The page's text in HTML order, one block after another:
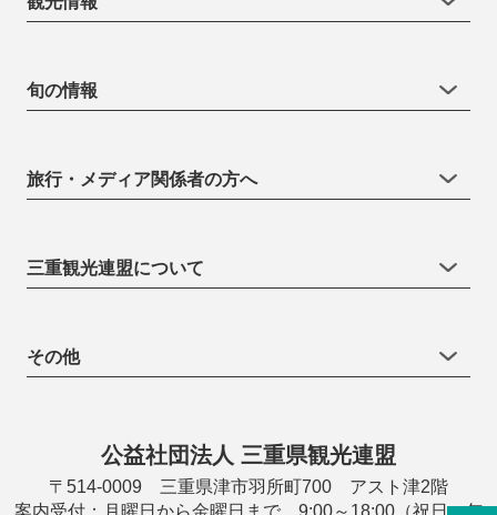
旬の情報
旅行・メディア関係者の方へ
三重観光連盟について
その他
公益社団法人 三重県観光連盟
〒514-0009 三重県津市羽所町700 アスト津2階
案内受付：月曜日から金曜日まで 9:00～18:00（祝日・年